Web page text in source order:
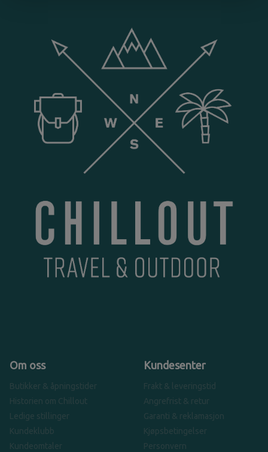
Om oss
Butikker & åpningstider
Historien om Chillout
Ledige stillinger
Kundeklubb
Kundeomtaler
Kundesenter
Frakt & leveringstid
Angrefrist & retur
Garanti & reklamasjon
Kjøpsbetingelser
Personvern